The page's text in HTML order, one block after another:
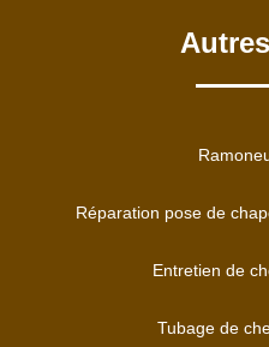
Réparation pose de
Entretien de
Tubage de